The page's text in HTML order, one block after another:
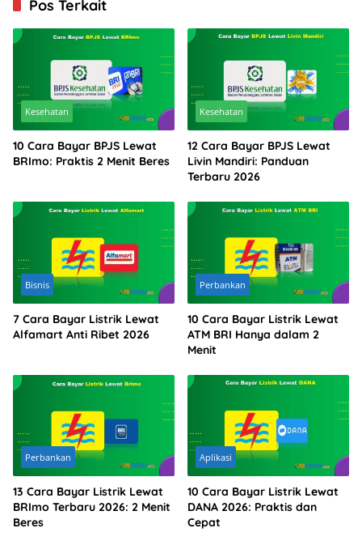
Pos Terkait
Kesehatan
10 Cara Bayar BPJS Lewat
BRImo: Praktis 2 Menit Beres
Kesehatan
12 Cara Bayar BPJS Lewat
Livin Mandiri: Panduan
Terbaru 2026
Bisnis
7 Cara Bayar Listrik Lewat
Alfamart Anti Ribet 2026
Perbankan
10 Cara Bayar Listrik Lewat
ATM BRI Hanya dalam 2
Menit
Perbankan
13 Cara Bayar Listrik Lewat
BRImo Terbaru 2026: 2 Menit
Beres
Aplikasi
10 Cara Bayar Listrik Lewat
DANA 2026: Praktis dan
Cepat